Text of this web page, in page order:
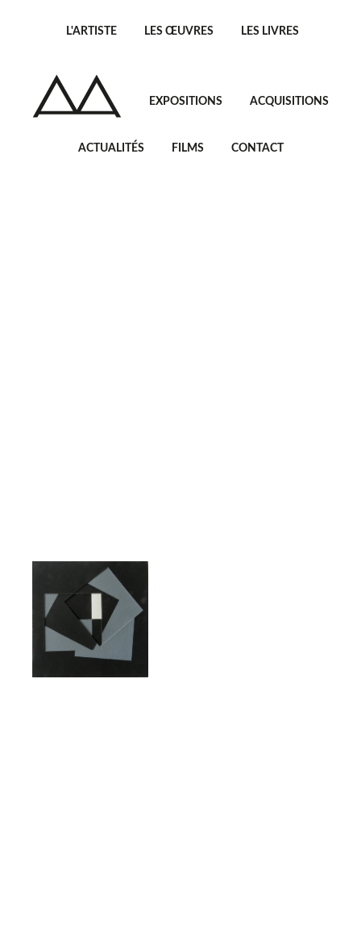
L'ARTISTE LES ŒUVRES LES LIVRES
EXPOSITIONS ACQUISITIONS
ACTUALITÉS FILMS CONTACT